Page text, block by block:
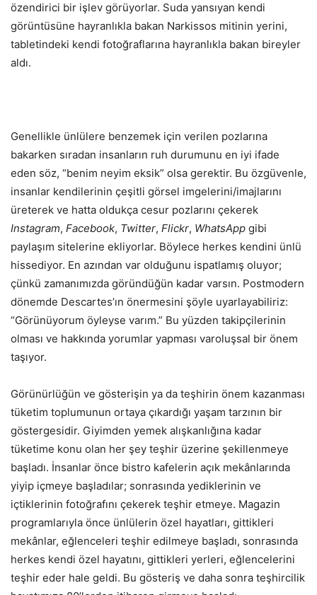
özendirici bir işlev görüyorlar. Suda yansıyan kendi
görüntüsüne hayranlıkla bakan Narkissos mitinin yerini,
tabletindeki kendi fotoğraflarına hayranlıkla bakan bireyler
aldı.
Genellikle ünlülere benzemek için verilen pozlarına
bakarken sıradan insanların ruh durumunu en iyi ifade
eden söz, “benim neyim eksik” olsa gerektir. Bu özgüvenle,
insanlar kendilerinin çeşitli görsel imgelerini/imajlarını
üreterek ve hatta oldukça cesur pozlarını çekerek
Instagram, Facebook, Twitter, Flickr, WhatsApp gibi
paylaşım sitelerine ekliyorlar. Böylece herkes kendini ünlü
hissediyor. En azından var olduğunu ispatlamış oluyor;
çünkü zamanımızda göründüğün kadar varsın. Postmodern
dönemde Descartes’ın önermesini şöyle uyarlayabiliriz:
“Görünüyorum öyleyse varım.” Bu yüzden takipçilerinin
olması ve hakkında yorumlar yapması varoluşsal bir önem
taşıyor.
Görünürlüğün ve gösterişin ya da teşhirin önem kazanması
tüketim toplumunun ortaya çıkardığı yaşam tarzının bir
göstergesidir. Giyimden yemek alışkanlığına kadar
tüketime konu olan her şey teşhir üzerine şekillenmeye
başladı. İnsanlar önce bistro kafelerin açık mekânlarında
yiyip içmeye başladılar; sonrasında yediklerinin ve
içtiklerinin fotoğrafını çekerek teşhir etmeye. Magazin
programlarıyla önce ünlülerin özel hayatları, gittikleri
mekânlar, eğlenceleri teşhir edilmeye başladı, sonrasında
herkes kendi özel hayatını, gittikleri yerleri, eğlencelerini
teşhir eder hale geldi. Bu gösteriş ve daha sonra teşhircilik